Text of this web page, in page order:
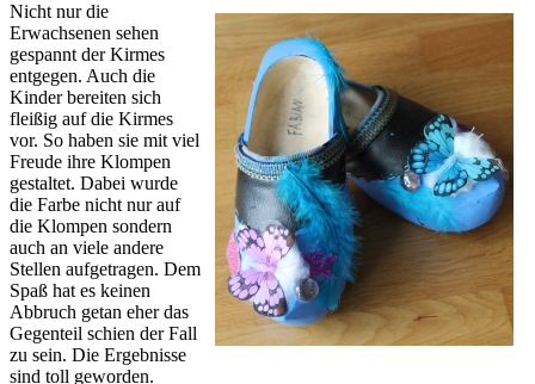
Nicht nur die
Erwachsenen sehen
gespannt der Kirmes
entgegen. Auch die
Kinder bereiten sich
fleißig auf die Kirmes
vor. So haben sie mit viel
Freude ihre Klompen
gestaltet. Dabei wurde
die Farbe nicht nur auf
die Klompen sondern
auch an viele andere
Stellen aufgetragen. Dem
Spaß hat es keinen
Abbruch getan eher das
Gegenteil schien der Fall
zu sein. Die Ergebnisse
sind toll geworden.